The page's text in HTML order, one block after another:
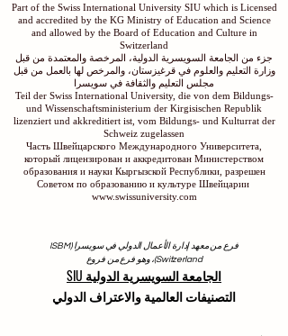
Part of the Swiss International University SIU which is Licensed
and accredited by the KG Ministry of Education and Science
and allowed by the Board of Education and Culture in
Switzerland
جزء من الجامعة السويسرية الدولية، المرخصة والمعتمدة من قبل
وزارة التعليم والعلوم في قرغيزستان، والمرخص لها بالعمل من قبل
مجلس التعليم والثقافة في سويسرا
Teil der Swiss International University, die von dem Bildungs-
und Wissenschaftsministerium der Kirgisischen Republik
lizenziert und akkreditiert ist, vom Bildungs- und Kulturrat der
Schweiz zugelassen
Часть Швейцарского Международного Университета,
который лицензирован и аккредитован Министерством
образования и науки Кыргызской Республики, разрешен
Советом по образованию и культуре Швейцарии
www.swissuniversity.com
فرع من معهد إدارة الأعمال الدولي في سويسرا (ISBM
Switzerland)، وهو فرع من فروع
الجامعة السويسرية الدولية SIU
التصنيفات العالمية والاعتراف الدولي